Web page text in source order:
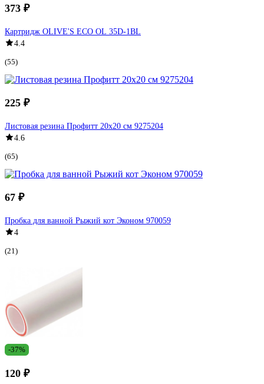
373 ₽
Картридж OLIVE'S ECO OL 35D-1BL
4.4
(55)
225 ₽
Листовая резина Профитт 20х20 см 9275204
4.6
(65)
67 ₽
Пробка для ванной Рыжий кот Эконом 970059
4
(21)
-37%
120 ₽